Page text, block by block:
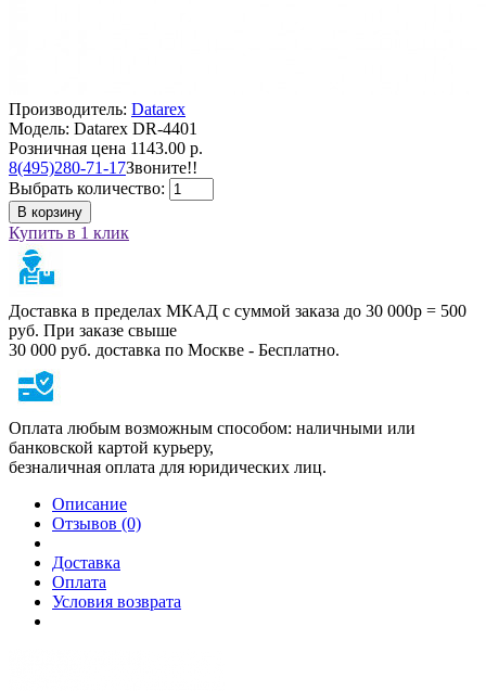
Производитель: Datarex
Модель: Datarex DR-4401
Розничная цена 1143.00 р.
8(495)280-71-17Звоните!!
Выбрать количество:
В корзину
Купить в 1 клик
Доставка в пределах МКАД с суммой заказа до 30 000р = 500
руб. При заказе свыше
30 000 руб. доставка по Москве - Бесплатно.
Оплата любым возможным способом: наличными или
банковской картой курьеру,
безналичная оплата для юридических лиц.
Описание
Отзывов (0)
Доставка
Оплата
Условия возврата